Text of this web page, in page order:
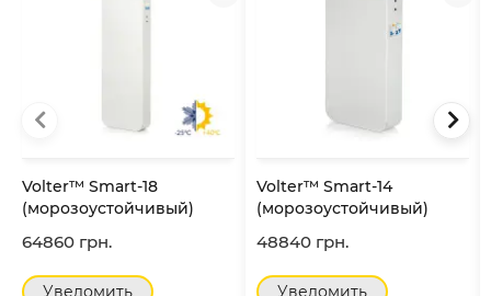
Volter™ Smart-18
(морозоустойчивый)
64860 грн.
Уведомить
Volter™ Smart-14
(морозоустойчивый)
48840 грн.
Уведомить